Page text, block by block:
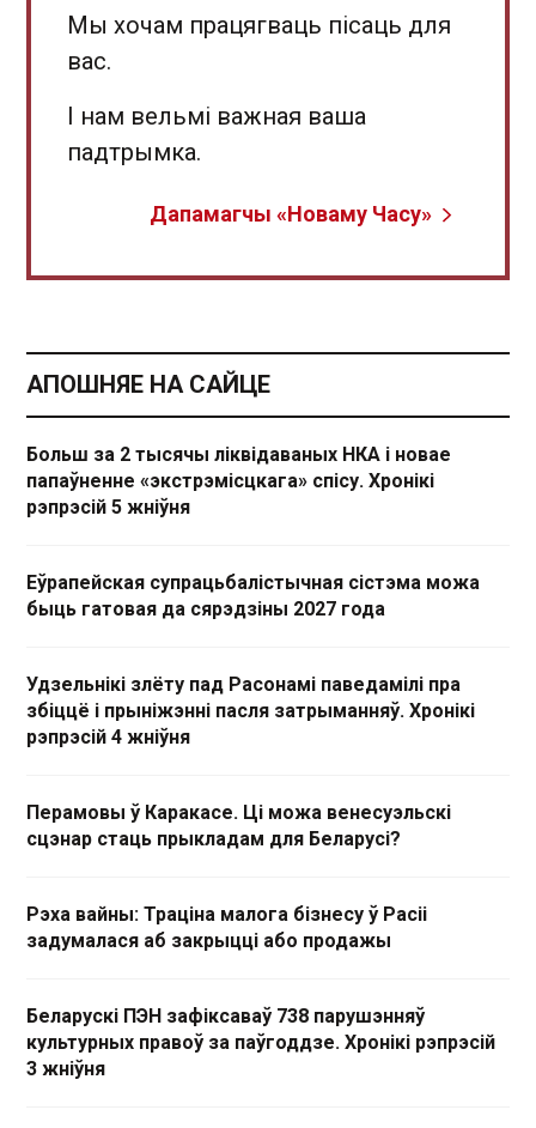
Мы хочам працягваць пісаць для
вас.
І нам вельмі важная ваша
падтрымка.
Дапамагчы «Новаму Часу»
АПОШНЯЕ НА САЙЦЕ
Больш за 2 тысячы ліквідаваных НКА і новае
папаўненне «экстрэмісцкага» спісу. Хронікі
рэпрэсій 5 жніўня
Еўрапейская супрацьбалістычная сістэма можа
быць гатовая да сярэдзіны 2027 года
Удзельнікі злёту пад Расонамі паведамілі пра
збіццё і прыніжэнні пасля затрыманняў. Хронікі
рэпрэсій 4 жніўня
Перамовы ў Каракасе. Ці можа венесуэльскі
сцэнар стаць прыкладам для Беларусі?
Рэха вайны: Траціна малога бізнесу ў Расіі
задумалася аб закрыцці або продажы
Беларускі ПЭН зафіксаваў 738 парушэнняў
культурных правоў за паўгоддзе. Хронікі рэпрэсій
3 жніўня